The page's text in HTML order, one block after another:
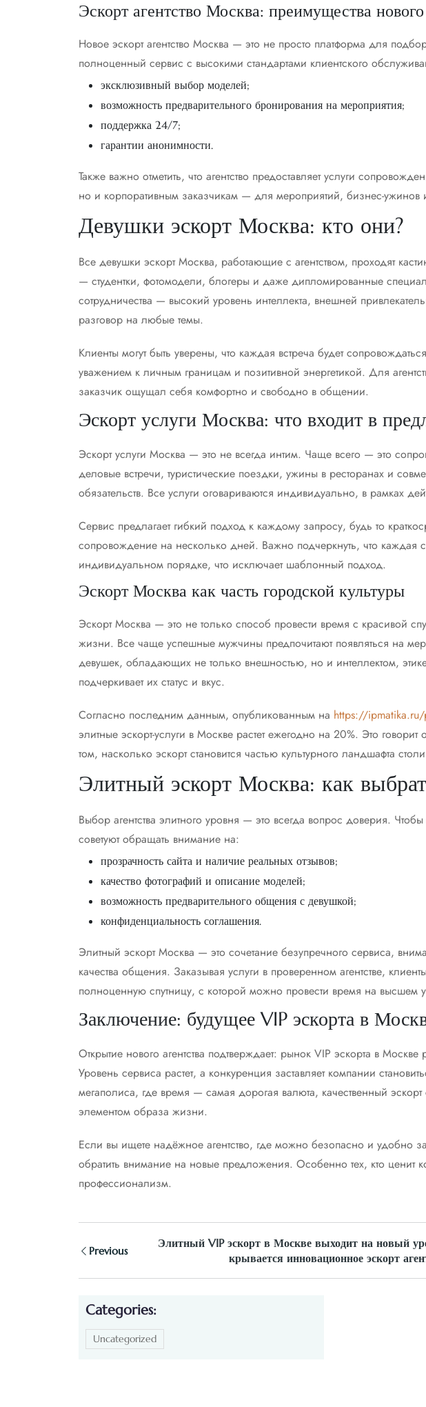
Эскорт агентство Москва: преимущества
Новое эскорт агентство Москва — это не просто платформа для
полноценный сервис с высокими стандартами клиентского
эксклюзивный выбор моделей;
возможность предварительного бронирования на мероприятия;
поддержка 24/7;
гарантии анонимности.
Также важно отметить, что агентство предоставляет услуги
но и корпоративным заказчикам — для мероприятий, бизнес-ужинов
Девушки эскорт Москва: кто они?
Все девушки эскорт Москва, работающие с агентством, проходят
— студентки, фотомодели, блогеры и даже дипломированные
сотрудничества — высокий уровень интеллекта, внешней
разговор на любые темы.
Клиенты могут быть уверены, что каждая встреча будет
уважением к личным границам и позитивной энергетикой. Для
заказчик ощущал себя комфортно и свободно в общении.
Эскорт услуги Москва: что входит в
Эскорт услуги Москва — это не всегда интим. Чаще всего — это
деловые встречи, туристические поездки, ужины в ресторанах и
обязательств. Все услуги оговариваются индивидуально, в рамках
Сервис предлагает гибкий подход к каждому запросу, будь то
сопровождение на несколько дней. Важно подчеркнуть, что каждая
индивидуальном порядке, что исключает шаблонный подход.
Эскорт Москва как часть городской культуры
Эскорт Москва — это не только способ провести время с красивой
жизни. Все чаще успешные мужчины предпочитают появляться на
девушек, обладающих не только внешностью, но и интеллектом,
подчеркивает их статус и вкус.
Согласно последним данным, опубликованным на https://
элитные эскорт-услуги в Москве растет ежегодно на 20%. Это говорит
том, насколько эскорт становится частью культурного ландшафта
Элитный эскорт Москва: как
Выбор агентства элитного уровня — это всегда вопрос доверия.
советуют обращать внимание на:
прозрачность сайта и наличие реальных отзывов;
качество фотографий и описание моделей;
возможность предварительного общения с девушкой;
конфиденциальность соглашения.
Элитный эскорт Москва — это сочетание безупречного сервиса,
качества общения. Заказывая услуги в проверенном агентстве,
полноценную спутницу, с которой можно провести время на высшем
Заключение: будущее VIP эскорта в
Открытие нового агентства подтверждает: рынок VIP эскорта в Москве
Уровень сервиса растет, а конкуренция заставляет компании
мегаполиса, где время — самая дорогая валюта, качественный
элементом образа жизни.
Если вы ищете надёжное агентство, где можно безопасно и удобно
обратить внимание на новые предложения. Особенно тех, кто ценит
профессионализм.
Previous
Элитный VIP эскорт в Москве выходит на новый
крывается инновационное эскорт
Categories:
Uncategorized